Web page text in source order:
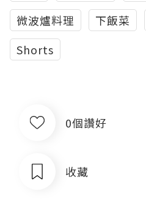
微波爐料理
下飯菜
Shorts
0個讚好
收藏